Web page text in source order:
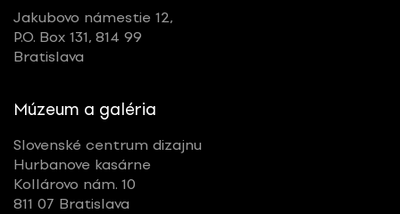
Jakubovo námestie 12,
P.O. Box 131, 814 99
Bratislava
Múzeum a galéria
Slovenské centrum dizajnu
Hurbanove kasárne
Kollárovo nám. 10
811 07 Bratislava